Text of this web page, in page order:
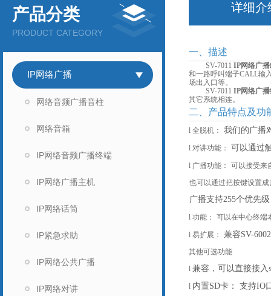
产品分类
PRODUCT CATEGORY
IP网络广播
网络音频广播音柱
网络音箱
IP网络音频广播终端
IP网络广播主机
IP网络话筒
IP紧急求助
IP网络公共广播
IP网络对讲
详细介
一、描述
SV-7011 IP网络广
和一路呼叫端子CALL输
场出入口等。
SV-7011 IP网络广
其它系统相连。
二、产品特点及功
l 全脱机： 我们的广播
l 对讲功能： 可以通过
l 广播功能：
可以接受来
也可以通过把按键设置
广播支持255个优先
l 功能： 可以在中心终端
l 易扩展： 兼容SV-
其他可选功能
l 兼容 ，可以直接接入
l 内置SD卡： 支持IO